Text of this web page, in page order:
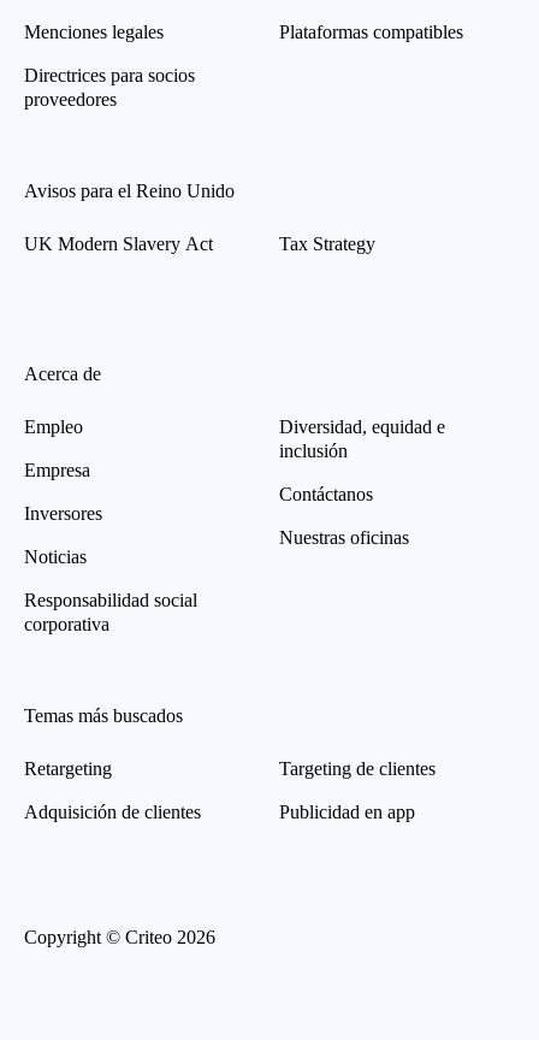
Menciones legales
Directrices para socios
proveedores
Plataformas compatibles
Avisos para el Reino Unido
UK Modern Slavery Act Tax Strategy
Acerca de
Empleo
Empresa
Inversores
Noticias
Responsabilidad social
corporativa
Diversidad, equidad e
inclusión
Contáctanos
Nuestras oficinas
Temas más buscados
Retargeting
Adquisición de clientes
Targeting de clientes
Publicidad en app
Copyright © Criteo 2026